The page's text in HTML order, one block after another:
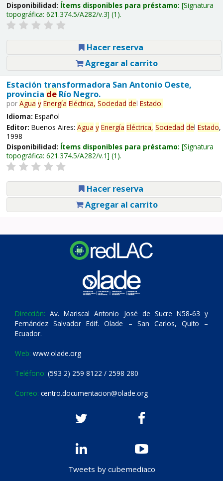
Disponibilidad: Ítems disponibles para préstamo: Signatura
topográfica: 621.374.5/A282/v.3 (1).
Hacer reserva
Agregar al carrito
Estación transformadora San Antonio Oeste,
provincia deRío Negro.
por Agua y Energía Eléctrica, Sociedad del Estado.
Idioma: Español
Editor: Buenos Aires: Agua y Energía Eléctrica, Sociedad del Estado,
1998
Disponibilidad: Ítems disponibles para préstamo: Signatura
topográfica: 621.374.5/A282/v.1 (1).
Hacer reserva
Agregar al carrito
Dirección: Av. Mariscal Antonio José de Sucre N58-63 y
Fernández Salvador Edif. Olade – San Carlos, Quito –
Ecuador.
Web: www.olade.org
Teléfono: (593 2) 259 8122 / 2598 280
Correo: centro.documentacion@olade.org
Tweets by cubemediaco